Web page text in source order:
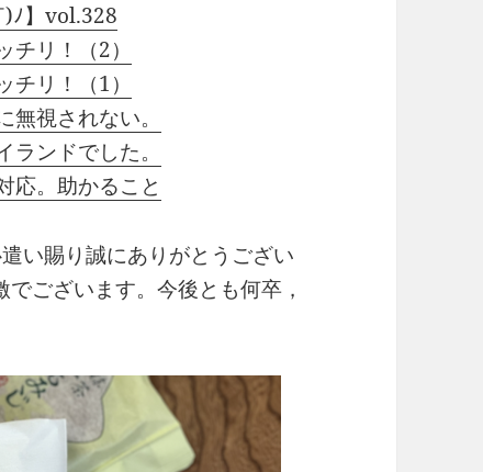
)ﾉ】vol.328
リ！（2）
リ！（1）
視されない。
ンドでした。
応。助かること
い賜り誠にありがとうござい
ございます。今後とも何卒，